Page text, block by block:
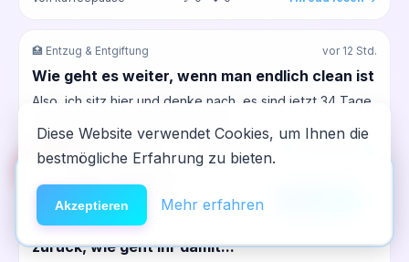
🏥 Entzug & Entgiftung vor 12 Std.
Wie geht es weiter, wenn man endlich clean ist
Also, ich sitz hier und denke nach, es sind jetzt 34 Tage,
🗣️ Drugtalk
Freitagabend – das alte Verlangen kehrt
zurück, wie geht ihr damit...
🆘Hilfe
NeelixberliN auf dem Homescreen —
wie eine echte App.
Diese Website verwendet Cookies, um Ihnen die
bestmögliche Erfahrung zu bieten.
Akzeptieren Mehr erfahren